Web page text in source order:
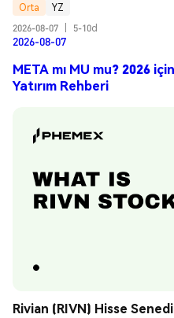
Orta
YZ
2026-08-07
5-10d
2026-08-07
META mı MU mu? 2026
Yatırım Rehberi
Rivian (RIVN) Hisse